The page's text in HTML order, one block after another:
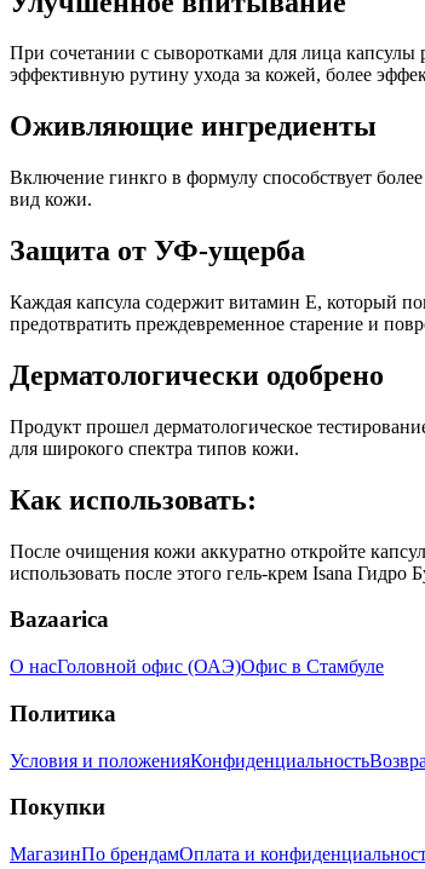
При сочетании с сыворотками для лица
эффективную рутину ухода за кожей, более
Оживляющие ингредиенты
Включение гинкго в формулу способствует
вид кожи.
Защита от УФ-ущерба
Каждая капсула содержит витамин Е, который
предотвратить преждевременное старение и
Дерматологически одобрено
Продукт прошел дерматологическое
для широкого спектра типов кожи.
Как использовать:
После очищения кожи аккуратно откройте
использовать после этого гель-крем Isana Гидро
Bazaarica
О насГоловной офис (ОАЭ)Офис в Стамбуле
Политика
Условия и положенияКонфиденциальность
Покупки
МагазинПо брендамОплата и